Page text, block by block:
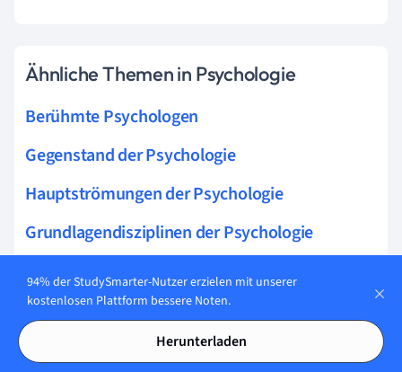
Ähnliche Themen in Psychologie
Berühmte Psychologen
Gegenstand der Psychologie
Hauptströmungen der Psychologie
Grundlagendisziplinen der Psychologie
Anwendungsdisziplinen der Psychologie
Wissenschaftliche Psychologie
Entscheidungsfindung Psychologie
94% der StudySmarter-Nutzer erzielen mit unserer
kostenlosen Plattform bessere Noten.
Herunterladen